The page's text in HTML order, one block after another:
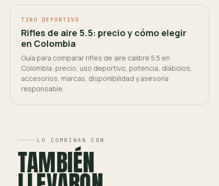
TIRO DEPORTIVO
Rifles de aire 5.5: precio y cómo elegir
en Colombia
Guía para comparar rifles de aire calibre 5.5 en
Colombia: precio, uso deportivo, potencia, diábolos,
accesorios, marcas, disponibilidad y asesoría
responsable.
LO COMBINAN CON
TAMBIÉN